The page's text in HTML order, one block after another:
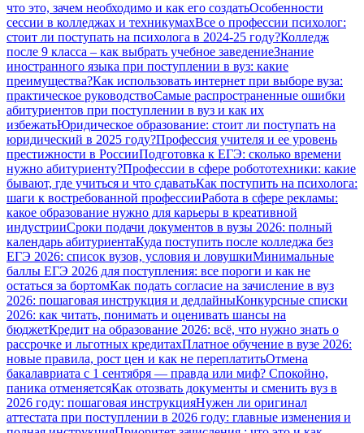
что это, зачем необходимо и как его создатьОсобенности
сессии в колледжах и техникумахВсе о профессии психолог:
стоит ли поступать на психолога в 2024-25 году?Колледж
после 9 класса – как выбрать учебное заведениеЗнание
иностранного языка при поступлении в вуз: какие
преимущества?Как использовать интернет при выборе вуза:
практическое руководствоСамые распространенные ошибки
абитуриентов при поступлении в вуз и как их
избежатьЮридическое образование: стоит ли поступать на
юридический в 2025 году?Профессия учителя и ее уровень
престижности в РоссииПодготовка к ЕГЭ: сколько времени
нужно абитуриенту?Профессии в сфере робототехники: какие
бывают, где учиться и что сдаватьКак поступить на психолога:
шаги к востребованной профессииРабота в сфере рекламы:
какое образование нужно для карьеры в креативной
индустрииСроки подачи документов в вузы 2026: полный
календарь абитуриентаКуда поступить после колледжа без
ЕГЭ 2026: список вузов, условия и ловушкиМинимальные
баллы ЕГЭ 2026 для поступления: все пороги и как не
остаться за бортомКак подать согласие на зачисление в вуз
2026: пошаговая инструкция и дедлайныКонкурсные списки
2026: как читать, понимать и оценивать шансы на
бюджетКредит на образование 2026: всё, что нужно знать о
рассрочке и льготных кредитахПлатное обучение в вузе 2026:
новые правила, рост цен и как не переплатитьОтмена
бакалавриата с 1 сентября — правда или миф? Спокойно,
паника отменяетсяКак отозвать документы и сменить вуз в
2026 году: пошаговая инструкцияНужен ли оригинал
аттестата при поступлении в 2026 году: главные изменения и